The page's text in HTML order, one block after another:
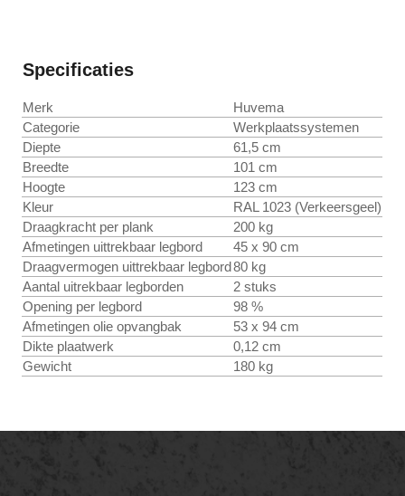
Specificaties
Merk
Huvema
Categorie
Werkplaatssystemen
Diepte
61,5 cm
Breedte
101 cm
Hoogte
123 cm
Kleur
RAL 1023 (Verkeersgeel)
Draagkracht per plank
200 kg
Afmetingen uittrekbaar legbord
45 x 90 cm
Draagvermogen uittrekbaar legbord80 kg
Aantal uitrekbaar legborden
2 stuks
Opening per legbord
98 %
Afmetingen olie opvangbak
53 x 94 cm
Dikte plaatwerk
0,12 cm
Gewicht
180 kg